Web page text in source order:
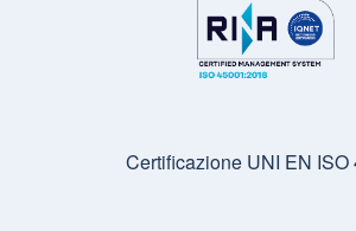
Certificazione UNI EN ISO